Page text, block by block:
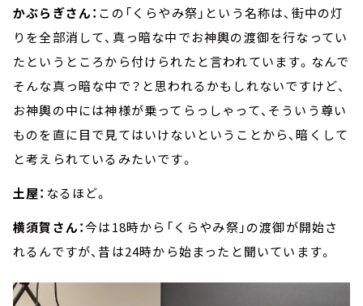
かぶらぎさん： この「くらやみ祭」という名称は、街中の灯
りを全部消して、真っ暗な中でお神輿の渡御を行なってい
たというところから付けられたと言われています。なんで
そんな真っ暗な中で？と思われるかもしれないですけど、
お神輿の中には神様が乗ってらっしゃって、そういう尊い
ものを直に目で見てはいけないということから、暗くして
と考えられているみたいです。
土屋： なるほど。
横須賀さん：今は18時から「くらやみ祭」の渡御が開始さ
れるんですが、昔は24時から始まったと聞いています。